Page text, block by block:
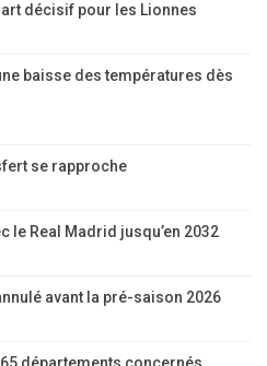
décisif pour les Lionnes
baisse des températures dès
se rapproche
Real Madrid jusqu’en 2032
avant la pré-saison 2026